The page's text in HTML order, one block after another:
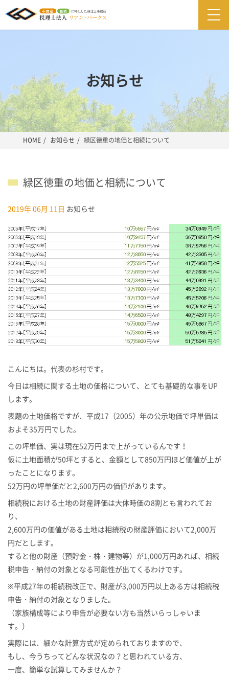
お知らせ
HOME お知らせ 緑区徳重の地価と相続について
緑区徳重の地価と相続について
2019年 06月 11日 お知らせ
こんにちは。代表の杉村です。
今日は相続に関する土地の価格について、とても基礎的な事をUP
します。
表題の土地価格ですが、平成17（2005）年の公示地価で坪単価は
およそ35万円でした。
この坪単価、実は現在52万円まで上がっているんです！
仮に土地面積が50坪とすると、金額として850万円ほど価値が上が
ったことになります。
52万円の坪単価だと2,600万円の価値があります。
相続税における土地の財産評価は大体時価の8割とも言われてお
り、
2,600万円の価値がある土地は相続税の財産評価において2,000万
円だとします。
すると他の財産（預貯金・株・建物等）が1,000万円あれば、相続
税申告・納付の対象となる可能性が出てくるわけです。
※平成27年の相続税改正で、財産が3,000万円以上ある方は相続税
申告・納付の対象となりました。
（家族構成等により申告が必要ない方も当然いらっしゃいま
す。）
実際には、細かな計算方式が定められておりますので、
もし、今うちってどんな状況なの？と思われている方、
一度、簡単な試算してみませんか？